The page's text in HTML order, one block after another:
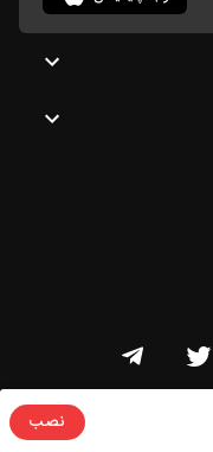
نصب
شنوتو است